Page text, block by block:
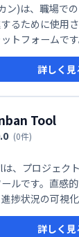
ン)は、職場で
るために使用
トフォームです
詳しく見
Tool
(0件)
、プロジェク
ルです。直感
捗状況の可視
ズに行えます。
らゆる規模のプ
詳しく見